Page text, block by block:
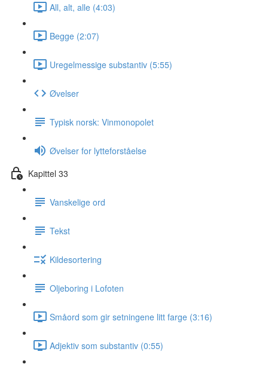
All, alt, alle (4:03)
Begge (2:07)
Uregelmessige substantiv (5:55)
Øvelser
Typisk norsk: Vinmonopolet
Øvelser for lytteforståelse
Kapittel 33
Vanskelige ord
Tekst
Kildesortering
Oljeboring i Lofoten
Småord som gir setningene litt farge (3:16)
Adjektiv som substantiv (0:55)